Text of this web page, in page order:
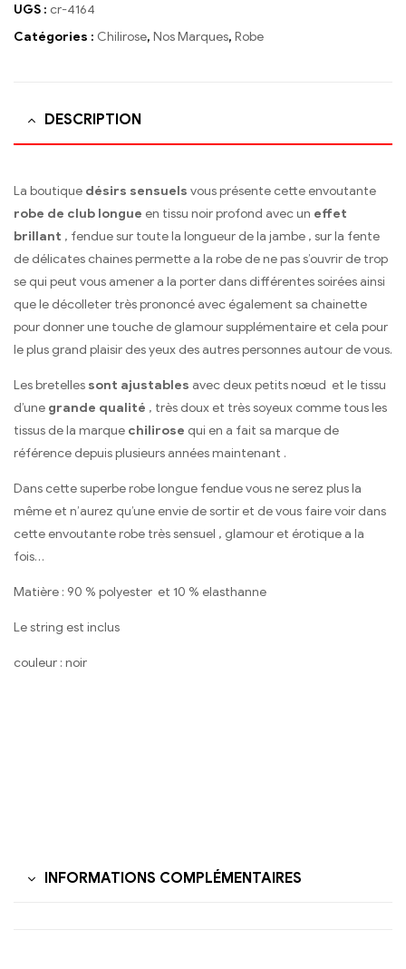
UGS : cr-4164
Catégories : Chilirose, Nos Marques, Robe
DESCRIPTION
La boutique désirs sensuels vous présente cette envoutante
robe de club longue en tissu noir profond avec un effet
brillant , fendue sur toute la longueur de la jambe , sur la fente
de délicates chaines permette a la robe de ne pas s’ouvrir de trop
se qui peut vous amener a la porter dans différentes soirées ainsi
que le décolleter très prononcé avec également sa chainette
pour donner une touche de glamour supplémentaire et cela pour
le plus grand plaisir des yeux des autres personnes autour de vous.
Les bretelles sont ajustables avec deux petits nœud et le tissu
d’une grande qualité , très doux et très soyeux comme tous les
tissus de la marque chilirose qui en a fait sa marque de
référence depuis plusieurs années maintenant .
Dans cette superbe robe longue fendue vous ne serez plus la
même et n’aurez qu’une envie de sortir et de vous faire voir dans
cette envoutante robe très sensuel , glamour et érotique a la
fois…
Matière : 90 % polyester et 10 % elasthanne
Le string est inclus
couleur : noir
INFORMATIONS COMPLÉMENTAIRES